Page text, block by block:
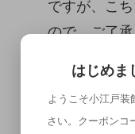
ですが、こ
ので、ご了
カートが前に
はじめま
ようこそ小江戸装
さい。クーポンコ